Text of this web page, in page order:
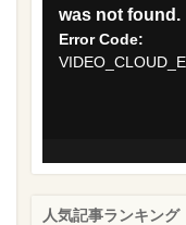
modal
window.
was not found.
Error Code:
人気記事ランキング